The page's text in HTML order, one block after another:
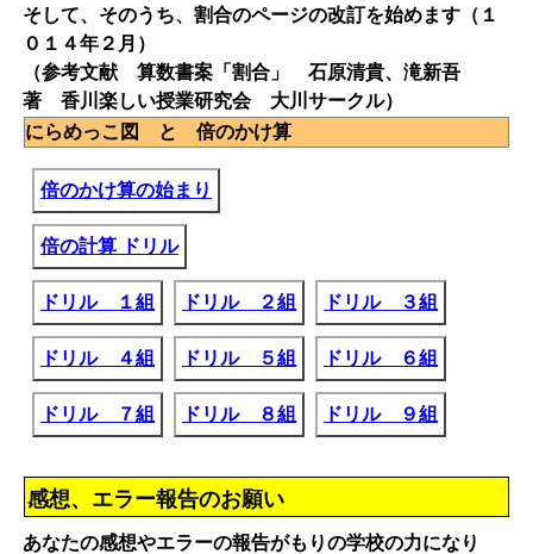
そして、そのうち、割合のページの改訂を始めます（１
０１４年２月）
（参考文献 算数書案「割合」 石原清貴、滝新吾
著 香川楽しい授業研究会 大川サークル）
にらめっこ図 と 倍のかけ算
倍のかけ算の始まり
倍の計算 ドリル
ドリル １組 ドリル ２組 ドリル ３組
ドリル ４組 ドリル ５組 ドリル ６組
ドリル ７組 ドリル ８組 ドリル ９組
感想、エラー報告のお願い
あなたの感想やエラーの報告がもりの学校の力になり